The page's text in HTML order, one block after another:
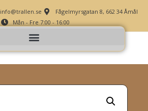
info@trallen.se
Fågelmyrsgatan 8, 662 34 Åmål
Mån - Fre 7:00 - 16:00